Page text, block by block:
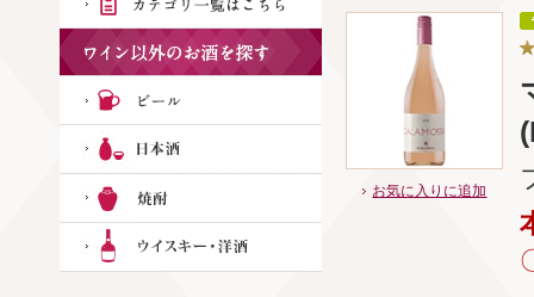
お気に入りに追加